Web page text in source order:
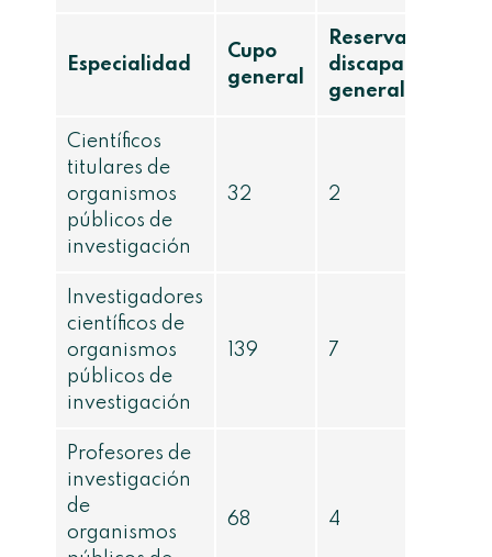
Especialidad
Cupo
general
Reserva
discapacidad
general
Científicos
titulares de
organismos
públicos de
investigación
32 2
Investigadores
científicos de
organismos
públicos de
investigación
139 7
Profesores de
investigación
de
organismos
68 4